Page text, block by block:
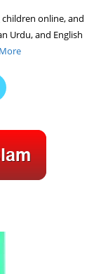
online, and
Urdu, and English
Opens
new
tab